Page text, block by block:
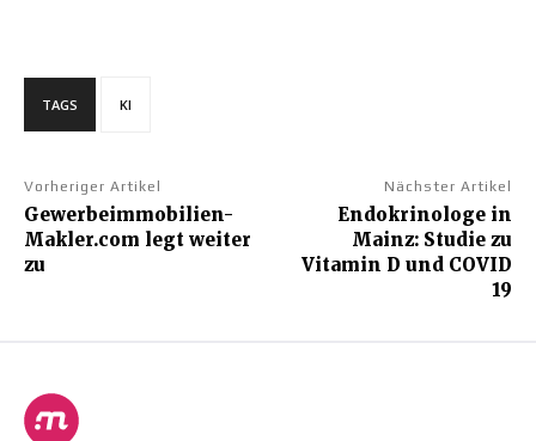
TAGS KI
Vorheriger Artikel
Gewerbeimmobilien-
Makler.com legt weiter
zu
Nächster Artikel
Endokrinologe in
Mainz: Studie zu
Vitamin D und COVID
19